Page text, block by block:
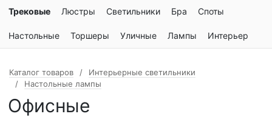
Трековые Люстры Светильники Бра Споты
Настольные Торшеры Уличные Лампы Интерьер
Каталог товаров
Интерьерные светильники
Настольные лампы
Офисные